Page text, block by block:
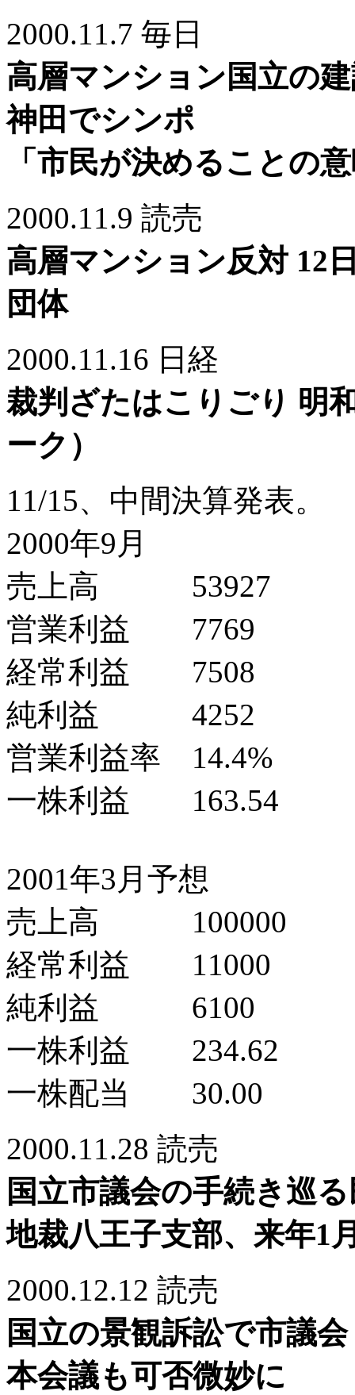
2000.11.7 毎日
高層マンション国立の
神田でシンポ
「市民が決めることの
2000.11.9 読売
高層マンション反対 12
団体
2000.11.16 日経
裁判ざたはこりごり 明
ーク）
11/15、中間決算発表。
2000年9月
売上高 53927
営業利益 7769
経常利益 7508
純利益 4252
営業利益率 14.4%
一株利益 163.54
2001年3月予想
売上高 100000
経常利益 11000
純利益 6100
一株利益 234.62
一株配当 30.00
2000.11.28 読売
国立市議会の手続き巡
地裁八王子支部、来年1
2000.12.12 読売
国立の景観訴訟で市議
本会議も可否微妙に